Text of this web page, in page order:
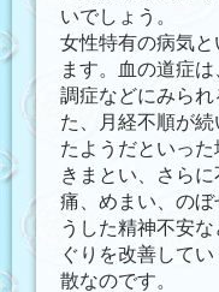
いでしょう。
女性特有の病気
ます。血の道症
調症などにみられ
た、月経不順が
たようだといっ
きまとい、さら
痛、めまい、のぼ
うした精神不安
ぐりを改善して
散なのです。